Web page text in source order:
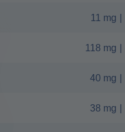
11 mg
118 mg
40 mg
38 mg